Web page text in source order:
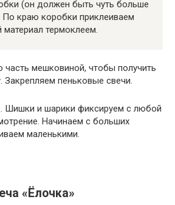
(он должен быть чуть больше
краю коробки приклеиваем
термоклеем.
мешковиной, чтобы получить
пеньковые свечи.
Шишки и шарики фиксируем с любой
Начинаем с больших
маленькими.
«Ёлочка»